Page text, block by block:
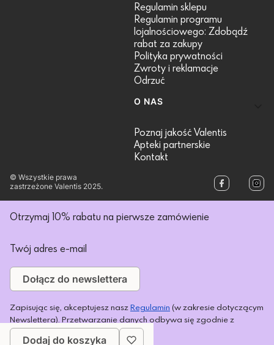
Regulamin sklepu
Regulamin programu
lojalnościowego: Zdobądź
rabat za zakupy
Polityka prywatności
Zwroty i reklamacje
Odrzuć
O NAS
Poznaj jakość Valentis
Apteki partnerskie
Kontakt
© Wszystkie prawa
zastrzeżone Valentis 2025.
Otrzymaj 10% rabatu na pierwsze zamówienie
Twój adres e-mail
Dołącz do newslettera
Zapisując się, akceptujesz naszRegulamin (w zakresie dotyczącym
Newslettera). Przetwarzanie danych odbywa się zgodnie z
Polityką prywatności.
Dodaj do koszyka